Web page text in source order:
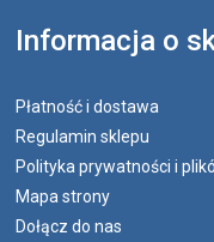
Informacja o
Płatność i dostawa
Regulamin sklepu
Polityka prywatności i
Mapa strony
Dołącz do nas